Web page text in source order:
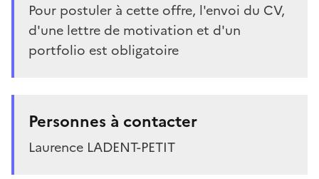
Pour postuler à cette offre, l'envoi du CV,
d'une lettre de motivation et d'un
portfolio est obligatoire
Personnes à contacter
Laurence LADENT-PETIT